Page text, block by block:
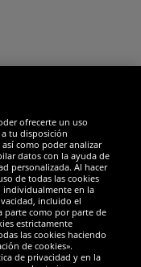
ofrecerte un uso
tu disposición
como poder analizar
datos con la ayuda de
personalizada. Al hacer
de todas las cookies
individualmente en la
incluido el
parte como por parte de
estrictamente
las cookies haciendo
de cookies».
de privacidad y en la